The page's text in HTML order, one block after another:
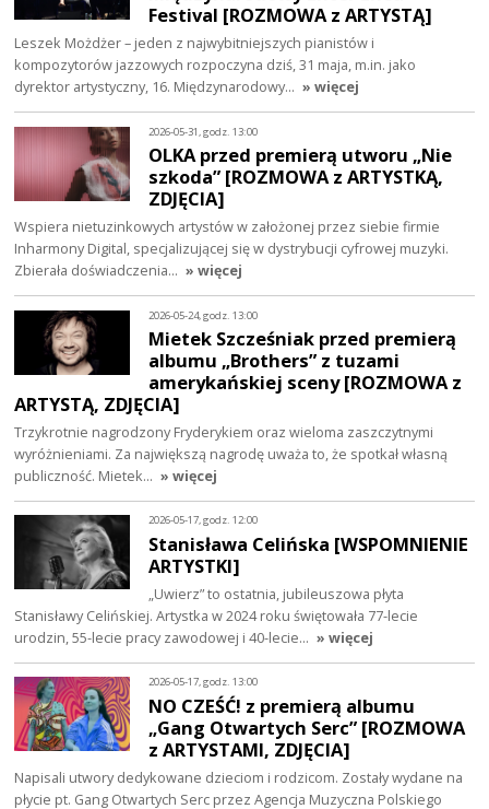
Festival [ROZMOWA z ARTYSTĄ]
Leszek Możdżer – jeden z najwybitniejszych pianistów i
kompozytorów jazzowych rozpoczyna dziś, 31 maja, m.in. jako
dyrektor artystyczny, 16. Międzynarodowy… » więcej
2026-05-31, godz. 13:00
OLKA przed premierą utworu „Nie
szkoda” [ROZMOWA z ARTYSTKĄ,
ZDJĘCIA]
Wspiera nietuzinkowych artystów w założonej przez siebie firmie
Inharmony Digital, specjalizującej się w dystrybucji cyfrowej muzyki.
Zbierała doświadczenia… » więcej
2026-05-24, godz. 13:00
Mietek Szcześniak przed premierą
albumu „Brothers” z tuzami
amerykańskiej sceny [ROZMOWA z
ARTYSTĄ, ZDJĘCIA]
Trzykrotnie nagrodzony Fryderykiem oraz wieloma zaszczytnymi
wyróżnieniami. Za największą nagrodę uważa to, że spotkał własną
publiczność. Mietek… » więcej
2026-05-17, godz. 12:00
Stanisława Celińska [WSPOMNIENIE
ARTYSTKI]
„Uwierz” to ostatnia, jubileuszowa płyta
Stanisławy Celińskiej. Artystka w 2024 roku świętowała 77-lecie
urodzin, 55-lecie pracy zawodowej i 40-lecie… » więcej
2026-05-17, godz. 13:00
NO CZEŚĆ! z premierą albumu
„Gang Otwartych Serc” [ROZMOWA
z ARTYSTAMI, ZDJĘCIA]
Napisali utwory dedykowane dzieciom i rodzicom. Zostały wydane na
płycie pt. Gang Otwartych Serc przez Agencja Muzyczna Polskiego